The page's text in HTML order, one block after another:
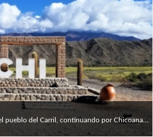
Salida por el Valle de Lerma hasta el pueblo del Carril, continuando por Chicoana. Ingresando por la Quebrada de los Laureles y luego la Quebrada de Escoipe. Se llega al Maray y de ahí se ingresa a la Cuesta del Obispo, camino de abundantes curvas desde donde se puede disfrutar de una vista panorámica del Valle Encantado y de pequeñas viviendas con cultivos de maíz y frutales, se llega al punto mas alto a 3.384 m.s.n.m. en la Piedra del Molino. Luego se atraviesa el Parque Nacional Los Cardones por la Recta de Tin-Tin (antiguo camino Inca). Ya llegando a Cachi se observa una panorámica del Nevado de Cachi y Payogasta. Visita al pueblo de Cachi donde se recorre el Museo de Arqueología y la Iglesia. Se regresa a Salta Capital por la misma ruta.